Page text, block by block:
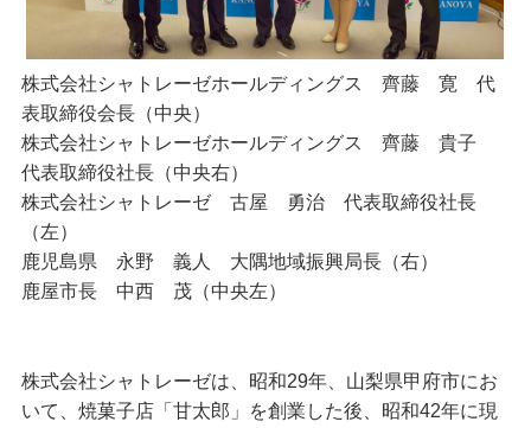
株式会社シャトレーゼホールディングス 齊藤 寛 代
表取締役会長（中央）
株式会社シャトレーゼホールディングス 齊藤 貴子
代表取締役社長（中央右）
株式会社シャトレーゼ 古屋 勇治 代表取締役社長
（左）
鹿児島県 永野 義人 大隅地域振興局長（右）
鹿屋市長 中西 茂（中央左）
株式会社シャトレーゼは、昭和29年、山梨県甲府市にお
いて、焼菓子店「甘太郎」を創業した後、昭和42年に現